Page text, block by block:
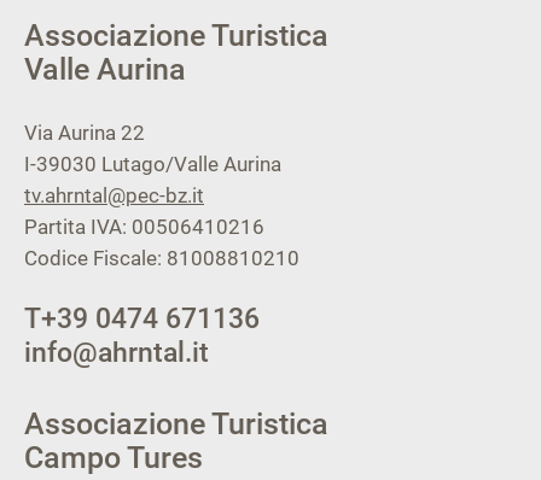
Associazione Turistica
Valle Aurina
Via Aurina 22
I-39030 Lutago/Valle Aurina
tv.ahrntal@pec-bz.it
Partita IVA: 00506410216
Codice Fiscale: 81008810210
T+39 0474 671136
info@ahrntal.it
Associazione Turistica
Campo Tures